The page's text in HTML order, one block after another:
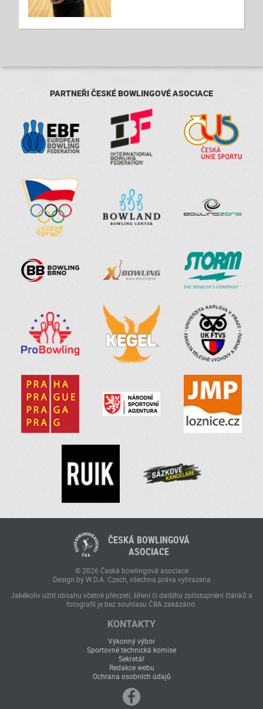
PARTNEŘI ČESKÉ BOWLINGOVÉ ASOCIACE
ČESKÁ BOWLINGOVÁ
ASOCIACE
© 2026 Česká bowlingová asociace
Design by W.D.A. Czech, všechna práva vyhrazena
Jakékoliv užití obsahu včetně převzetí, šíření či dalšího zpřístupnění článků a
fotografií je bez souhlasu ČBA zakázáno.
KONTAKTY
Výkonný výbor
Sportovně technická komise
Sekretář
Redakce webu
Ochrana osobních údajů